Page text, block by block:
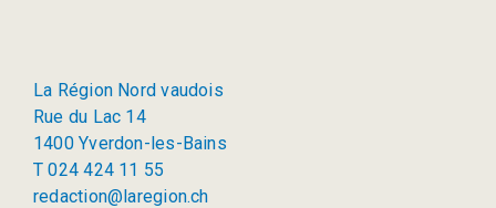
La Région Nord vaudois
Rue du Lac 14
1400 Yverdon-les-Bains
T 024 424 11 55
redaction@laregion.ch